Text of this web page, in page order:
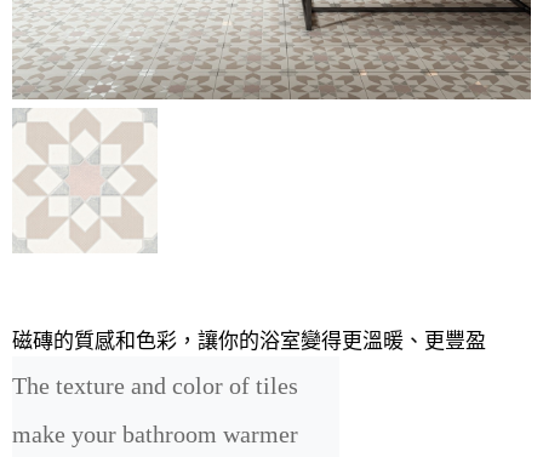
磁磚的質感和色彩，讓你的浴室變得更溫暖、更豐盈
The texture and color of tiles
make your bathroom warmer